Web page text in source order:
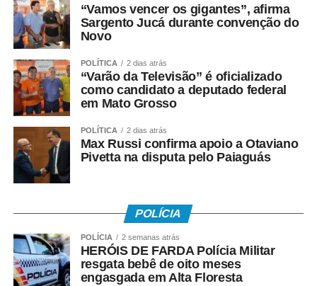
período trabalhado. Os recursos vêm do Fundo de
Amparo ao Trabalhador (FAT), com a habilitação feita
pelo Ministério do Trabalho e Emprego.
Como o pagamento é feito
Para trabalhadores da iniciativa privada (PIS)
• A Caixa Econômica Federal realiza o pagamento
prioritariamente por:
• Depósito em Poupança Social Digital, movimentada
pelo aplicativo Caixa Tem.
Quem não possui conta pode sacar:
“Vamos vencer os gigantes”, afirma
Sargento Jucá durante convenção do
Novo
POLÍTICA 2 dias atrás
“Varão da Televisão” é oficializado
como candidato a deputado federal
em Mato Grosso
POLÍTICA 2 dias atrás
Max Russi confirma apoio a Otaviano
Pivetta na disputa pelo Paiaguás
POLÍCIA
POLÍCIA 2 semanas atrás
HERÓIS DE FARDA Polícia Militar
resgata bebê de oito meses
engasgada em Alta Floresta